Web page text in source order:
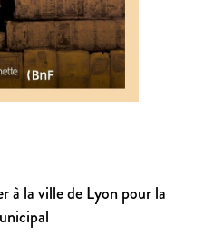
à la ville de Lyon pour la